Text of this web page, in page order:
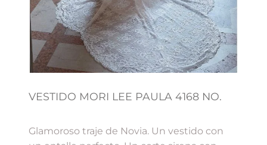
VESTIDO MORI LEE PAULA 4168 NO.
Glamoroso traje de Novia. Un vestido con